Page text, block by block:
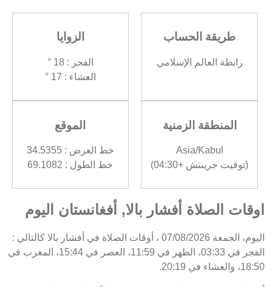
طريقة الحساب
رابطة العالم الإسلامي
الزوايا
الفجر : 18 °
العشاء : 17 °
المنطقة الزمنية
Asia/Kabul
(توقيت جرينتش +04:30)
الموقع
خط العرض : 34.5355
خط الطول : 69.1082
اوقات الصلاة أفشار بالا, أفغانستان اليوم
اليوم، الجمعة 07/08/2026 ، أوقات الصلاة في أفشار بالا كالتالي :
الفجر في 03:33، الظهر في 11:59، العصر في 15:44، المغرب في
18:50، والعشاء في 20:19.